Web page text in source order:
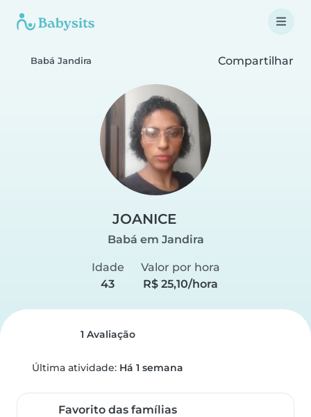
Babá Jandira Compartilhar
JOANICE
Babá em Jandira
Idade
43
Valor por hora
R$ 25,10/hora
1 Avaliação
Última atividade: Há 1 semana
Favorito das famílias